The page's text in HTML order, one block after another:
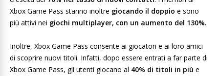
Xbox Game Pass stanno inoltre giocando il doppio e sono
più attivi nei giochi multiplayer, con un aumento del 130%.
Inoltre, Xbox Game Pass consente ai giocatori e ai loro amici
di scoprire nuovi titoli. Infatti, dopo essere entrati a far parte di
Xbox Game Pass, gli utenti giocano al 40% di titoli in più e